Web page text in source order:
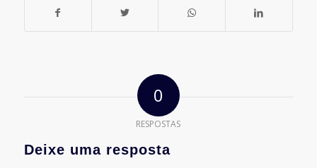
0
RESPOSTAS
Deixe uma resposta